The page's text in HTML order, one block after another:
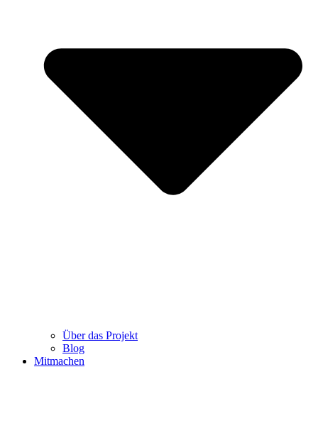
Über das Projekt
Blog
Mitmachen